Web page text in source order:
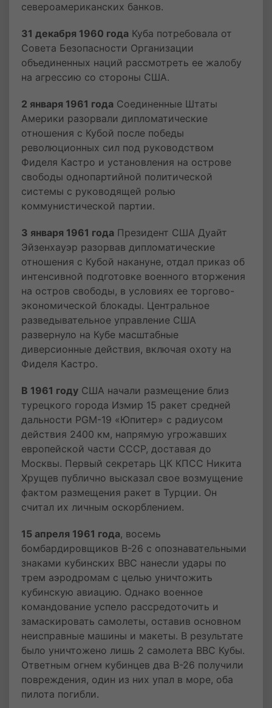
североамериканских банков.
31 декабря 1960 года Куба потребовала от
Совета Безопасности Организации
объединенных наций рассмотреть ее жалобу
на агрессию со стороны США.
2 января 1961 года Соединенные Штаты
Америки разорвали дипломатические
отношения с Кубой после победы
революционных сил под руководством
Фиделя Кастро и установления на острове
свободы однопартийной политической
системы с руководящей ролью
коммунистической партии.
3 января 1961 года Президент США Дуайт
Эйзенхауэр разорвав дипломатические
отношения с Кубой накануне, отдал приказ об
интенсивной подготовке военного вторжения
на остров свободы, в условиях ее торгово-
экономической блокады. Центральное
разведывательное управление США
развернуло на Кубе масштабные
диверсионные действия, включая охоту на
Фиделя Кастро.
В 1961 году США начали размещение близ
турецкого города Измир 15 ракет средней
дальности PGM-19 «Юпитер» с радиусом
действия 2400 км, напрямую угрожавших
европейской части СССР, доставая до
Москвы. Первый секретарь ЦК КПСС Никита
Хрущев публично высказал свое возмущение
фактом размещения ракет в Турции. Он
считал их личным оскорблением.
15 апреля 1961 года, восемь
бомбардировщиков B-26 с опознавательными
знаками кубинских ВВС нанесли удары по
трем аэродромам с целью уничтожить
кубинскую авиацию. Однако военное
командование успело рассредоточить и
замаскировать самолеты, оставив основном
неисправные машины и макеты. В результате
было уничтожено лишь 2 самолета ВВС Кубы.
Ответным огнем кубинцев два B-26 получили
повреждения, один из них упал в море, оба
пилота погибли.